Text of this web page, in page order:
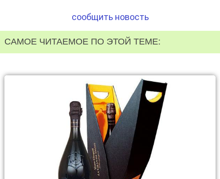
сообщить новость
САМОЕ ЧИТАЕМОЕ ПО ЭТОЙ ТЕМЕ: